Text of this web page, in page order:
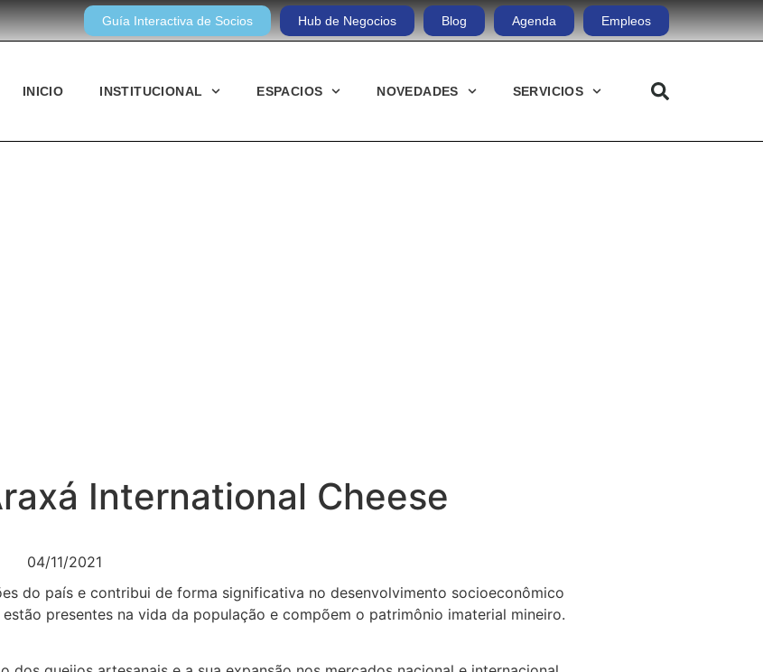
Guía Interactiva de Socios Hub de Negocios Blog Agenda Empleos
INICIO INSTITUCIONAL ESPACIOS NOVEDADES SERVICIOS
International Cheese
04/11/2021
do país e contribui de forma significativa no desenvolvimento socioeconômico
presentes na vida da população e compõem o patrimônio imaterial mineiro.